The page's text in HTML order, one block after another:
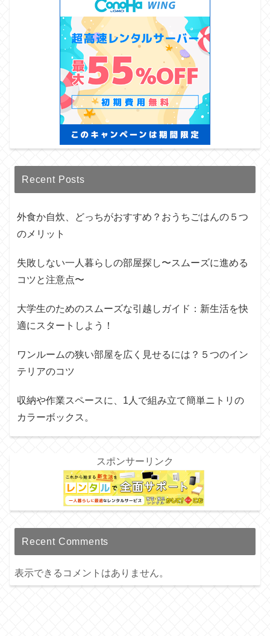
Recent Posts
外食か自炊、どっちがおすすめ？おうちごはんの５つ
のメリット
失敗しない一人暮らしの部屋探し〜スムーズに進める
コツと注意点〜
大学生のためのスムーズな引越しガイド：新生活を快
適にスタートしよう！
ワンルームの狭い部屋を広く見せるには？５つのイン
テリアのコツ
収納や作業スペースに、1人で組み立て簡単ニトリの
カラーボックス。
スポンサーリンク
Recent Comments
表示できるコメントはありません。